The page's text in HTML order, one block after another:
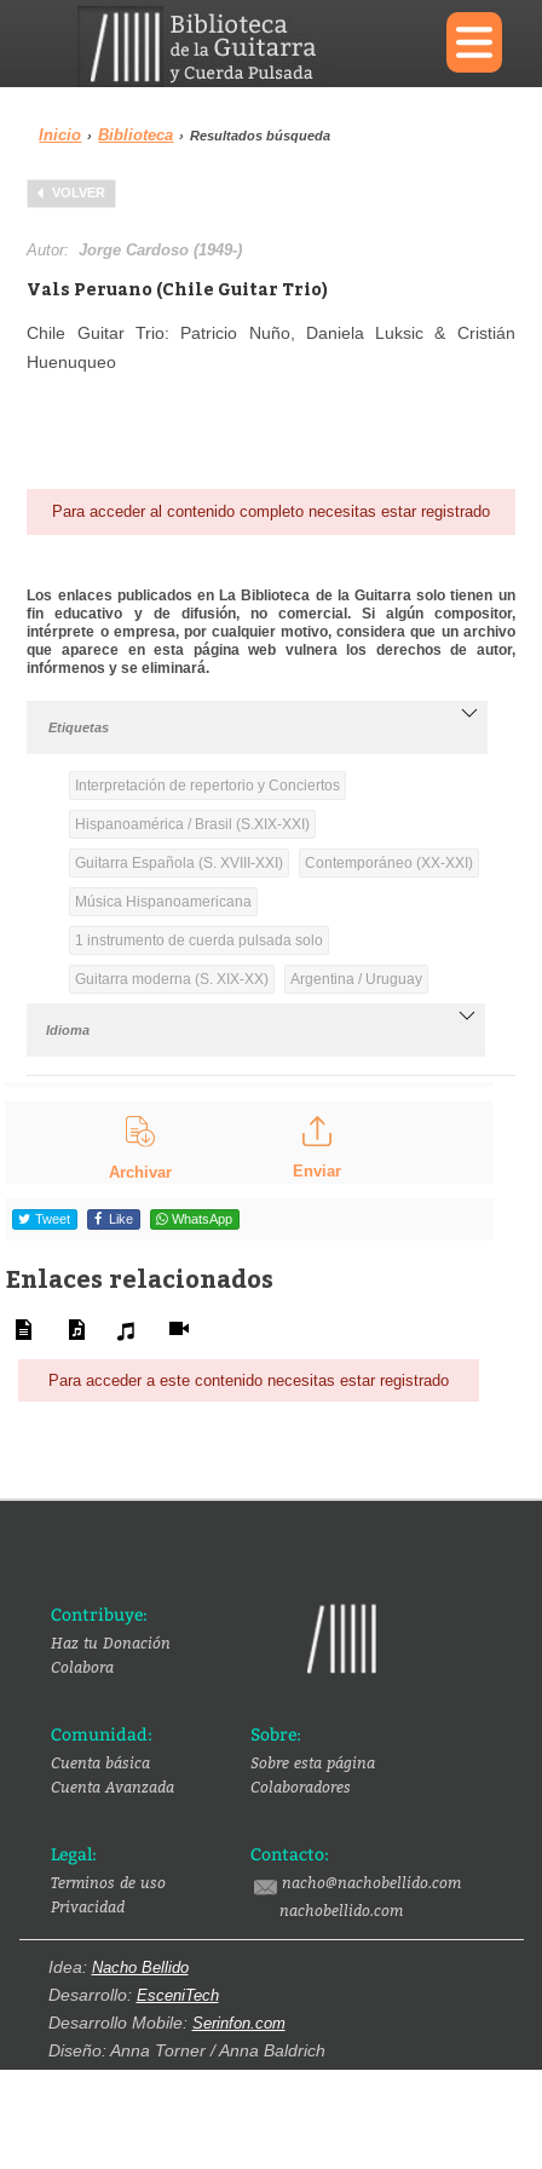
×
Menu
Biblioteca
Área personal
Inicio › Biblioteca › Resultados búsqueda
VOLVER
Autor:Jorge Cardoso (1949-)
Vals Peruano (Chile Guitar Trio)
Chile Guitar Trio: Patricio Nuño, Daniela Luksic & Cristián
Huenuqueo
Para acceder al contenido completo necesitas estar registrado
Los enlaces publicados en La Biblioteca de la Guitarra solo tienen un
fin educativo y de difusión, no comercial. Si algún compositor,
intérprete o empresa, por cualquier motivo, considera que un archivo
que aparece en esta página web vulnera los derechos de autor,
infórmenos y se eliminará.
Etiquetas
Interpretación de repertorio y Conciertos
Hispanoamérica / Brasil (S.XIX-XXI)
Guitarra Española (S. XVIII-XXI) Contemporáneo (XX-XXI)
Música Hispanoamericana
1 instrumento de cuerda pulsada solo
Guitarra moderna (S. XIX-XX) Argentina / Uruguay
Idioma
Archivar Enviar
Tweet Like WhatsApp
Enlaces relacionados
Para acceder a este contenido necesitas estar registrado
Contribuye:
Haz tu Donación
Colabora
Comunidad:
Cuenta básica
Cuenta Avanzada
Sobre:
Sobre esta página
Colaboradores
Legal:
Terminos de uso
Privacidad
Contacto:
nacho@nachobellido.com
nachobellido.com
Idea: Nacho Bellido
Desarrollo: EsceniTech
Desarrollo Mobile: Serinfon.com
Diseño: Anna Torner / Anna Baldrich